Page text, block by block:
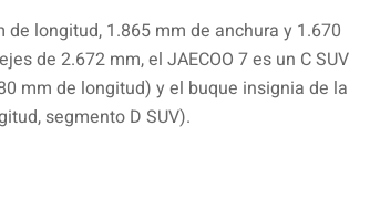
longitud, 1.865 mm de anchura y 1.670
de 2.672 mm, el JAECOO 7 es un C SUV
mm de longitud) y el buque insignia de la
segmento D SUV).